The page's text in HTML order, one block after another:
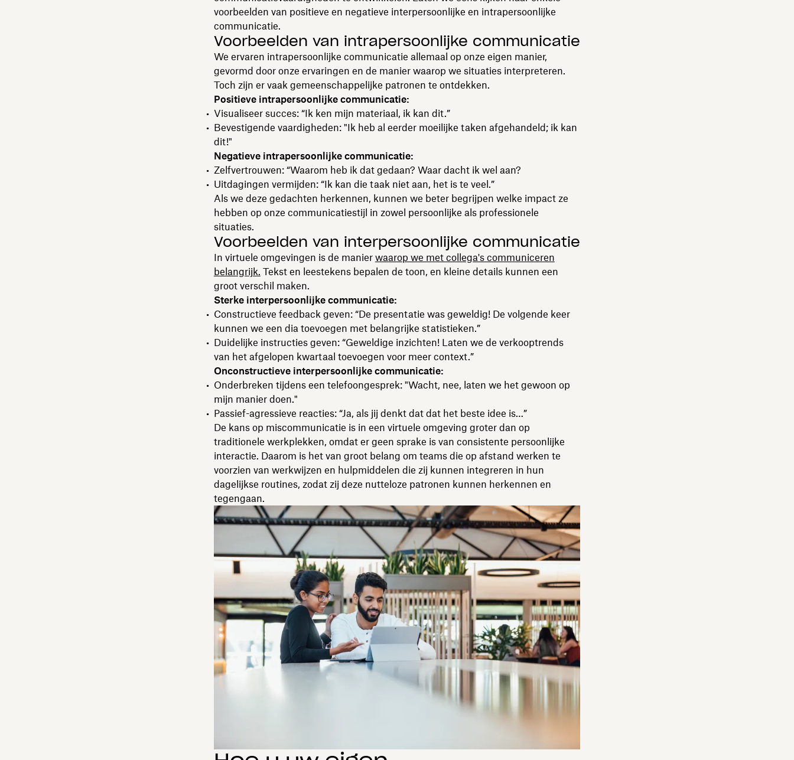
voorbeelden van positieve en negatieve interpersoonlijke en intrapersoonlijke
communicatie.
Voorbeelden van intrapersoonlijke communicatie
We ervaren intrapersoonlijke communicatie allemaal op onze eigen manier,
gevormd door onze ervaringen en de manier waarop we situaties interpreteren.
Toch zijn er vaak gemeenschappelijke patronen te ontdekken.
Positieve intrapersoonlijke communicatie:
Visualiseer succes: “Ik ken mijn materiaal, ik kan dit.”
Bevestigende vaardigheden: "Ik heb al eerder moeilijke taken afgehandeld; ik kan
dit!"
Negatieve intrapersoonlijke communicatie:
Zelfvertrouwen: “Waarom heb ik dat gedaan? Waar dacht ik wel aan?
Uitdagingen vermijden: “Ik kan die taak niet aan, het is te veel.”
Als we deze gedachten herkennen, kunnen we beter begrijpen welke impact ze
hebben op onze communicatiestijl in zowel persoonlijke als professionele
situaties.
Voorbeelden van interpersoonlijke communicatie
In virtuele omgevingen is de manier waarop we met collega's communiceren
belangrijk. Tekst en leestekens bepalen de toon, en kleine details kunnen een
groot verschil maken.
Sterke interpersoonlijke communicatie:
Constructieve feedback geven: “De presentatie was geweldig! De volgende keer
kunnen we een dia toevoegen met belangrijke statistieken.”
Duidelijke instructies geven: “Geweldige inzichten! Laten we de verkooptrends
van het afgelopen kwartaal toevoegen voor meer context.”
Onconstructieve interpersoonlijke communicatie:
Onderbreken tijdens een telefoongesprek: "Wacht, nee, laten we het gewoon op
mijn manier doen."
Passief-agressieve reacties: “Ja, als jij denkt dat dat het beste idee is…”
De kans op miscommunicatie is in een virtuele omgeving groter dan op
traditionele werkplekken, omdat er geen sprake is van consistente persoonlijke
interactie. Daarom is het van groot belang om teams die op afstand werken te
voorzien van werkwijzen en hulpmiddelen die zij kunnen integreren in hun
dagelijkse routines, zodat zij deze nutteloze patronen kunnen herkennen en
tegengaan.